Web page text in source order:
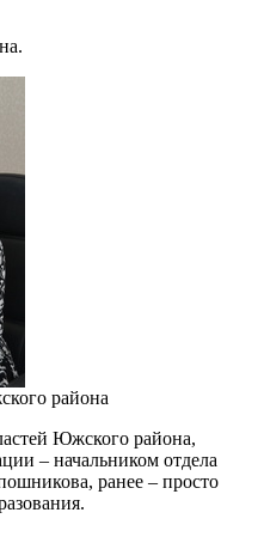
района
Южского района,
– начальником отдела
ранее – просто